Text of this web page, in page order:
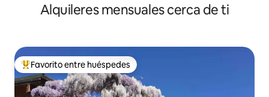
Alquileres mensuales cerca de ti
Favorito entre huéspedes preferido
Favorito entre huéspedes